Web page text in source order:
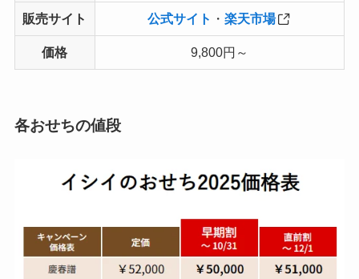
販売サイト 公式サイト ・楽天市場
価格 9,800円～
各おせちの値段